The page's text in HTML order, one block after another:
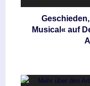
Musical« auf